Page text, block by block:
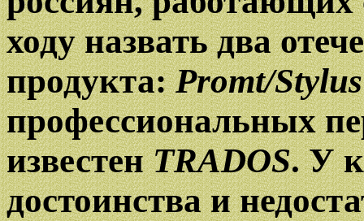
ходу назвать два
продукта:Promt/Stylus
профессиональных
известенTRADOS. У
достоинства и